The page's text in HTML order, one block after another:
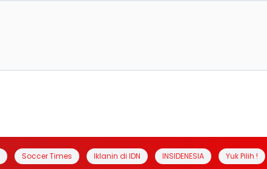
Soccer Times Iklanin di IDN INSIDENESIA Yuk Pilih !